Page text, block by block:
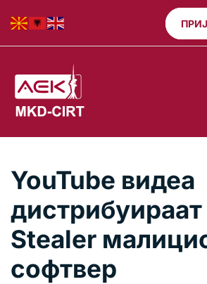
YouTube видеа
Stealer
софтвер